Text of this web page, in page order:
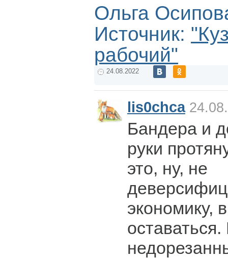
Ольга
Источник:
рабочий"
24.08.2022
lis0chca
Бандера и
руки
это, ну, не
экономику,